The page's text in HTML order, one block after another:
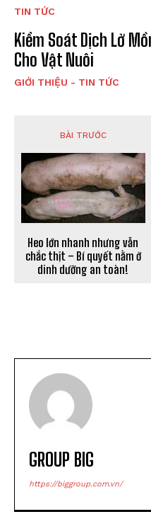
TIN TỨC
Kiểm Soát Dịch Lở
Cho Vật Nuôi
GIỚI THIỆU - TIN TỨC
BÀI TRƯỚC
Heo lớn nhanh nhưng vẫn
chắc thịt – Bí quyết nằm ở
dinh dưỡng an toàn!
GROUP BIG
https://biggroup.com.vn/